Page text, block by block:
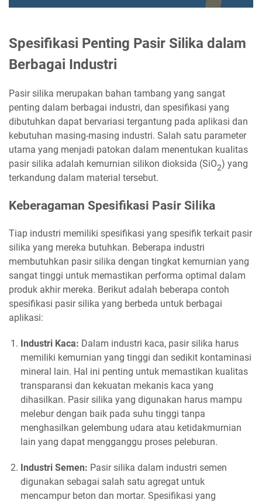
Spesifikasi Penting Pasir Silika dalam
Berbagai Industri
Pasir silika merupakan bahan tambang yang sangat
penting dalam berbagai industri, dan spesifikasi yang
dibutuhkan dapat bervariasi tergantung pada aplikasi dan
kebutuhan masing-masing industri. Salah satu parameter
utama yang menjadi patokan dalam menentukan kualitas
pasir silika adalah kemurnian silikon dioksida (SiO2) yang
terkandung dalam material tersebut.
Keberagaman Spesifikasi Pasir Silika
Tiap industri memiliki spesifikasi yang spesifik terkait pasir
silika yang mereka butuhkan. Beberapa industri
membutuhkan pasir silika dengan tingkat kemurnian yang
sangat tinggi untuk memastikan performa optimal dalam
produk akhir mereka. Berikut adalah beberapa contoh
spesifikasi pasir silika yang berbeda untuk berbagai
aplikasi:
Industri Kaca: Dalam industri kaca, pasir silika harus
memiliki kemurnian yang tinggi dan sedikit kontaminasi
mineral lain. Hal ini penting untuk memastikan kualitas
transparansi dan kekuatan mekanis kaca yang
dihasilkan. Pasir silika yang digunakan harus mampu
melebur dengan baik pada suhu tinggi tanpa
menghasilkan gelembung udara atau ketidakmurnian
lain yang dapat mengganggu proses peleburan.
Industri Semen: Pasir silika dalam industri semen
digunakan sebagai salah satu agregat untuk
mencampur beton dan mortar. Spesifikasi yang